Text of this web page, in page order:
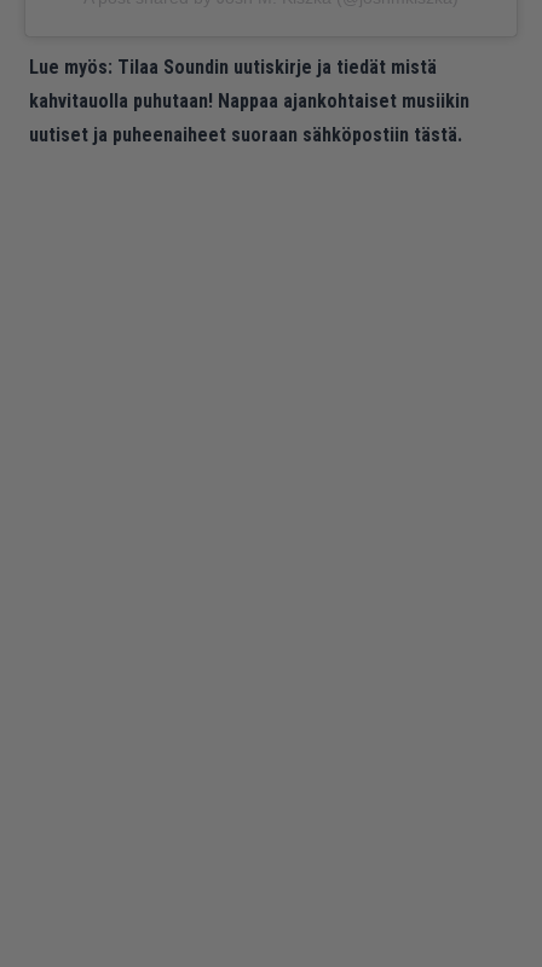
Lue myös: Tilaa Soundin uutiskirje ja tiedät mistä
kahvitauolla puhutaan! Nappaa ajankohtaiset musiikin
uutiset ja puheenaiheet suoraan sähköpostiin tästä.